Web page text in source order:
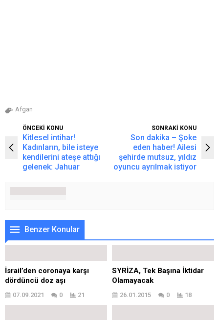
Afgan
ÖNCEKİ KONU
Kitlesel intihar!
Kadınların, bile isteye
kendilerini ateşe attığı
gelenek: Jahuar
SONRAKİ KONU
Son dakika – Şoke
eden haber! Ailesi
şehirde mutsuz, yıldız
oyuncu ayrılmak istiyor
Benzer Konular
İsrail’den coronaya karşı
dördüncü doz aşı
07.09.2021 0 21
SYRİZA, Tek Başına İktidar
Olamayacak
26.01.2015 0 18